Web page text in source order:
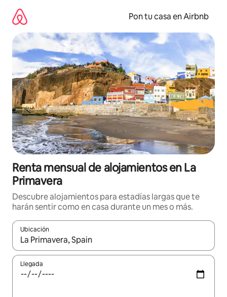
contenido
Pon tu casa en Airbnb
Renta mensual de alojamientos en La
Primavera
Descubre alojamientos para estadías largas que te
harán sentir como en casa durante un mes o más.
Ubicación
Cuando los resultados estén disponibles, navega con las
Llegada